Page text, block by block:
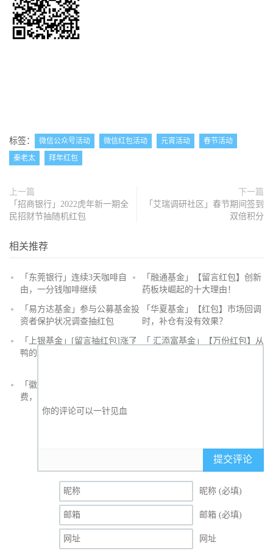
标签： 微信公众号活动 微信红包活动 元宵活动
春节活动
秦老太
拜年红包
上一篇
「招商银行」2022虎年新一期全
民招财节抽随机红包
下一篇
「艾瑞调研社区」春节期间签到
双倍积分
相关推荐
「东莞银行」连续3天咖啡自
由，一分钱咖啡继续
「融通基金」【留言红包】创新
药板块崛起的十大理由！
「易方达基金」参与公募基金投
资者保护状况调查抽红包
「华夏基金」【红包】市场回调
时，补仓有没有效果？
「上银基金」[留言抽红包]​涨了
鸭的投资旅途
「 汇添富基金」【万份红包】从
「徽商银行」手机银行充值话
费，至高立减30元
提交评论
昵称 (必填)
邮箱 (必填)
网址